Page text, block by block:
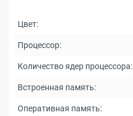
Цвет:
Процессор:
Количество ядер процессора:
Встроенная память:
Оперативная память: